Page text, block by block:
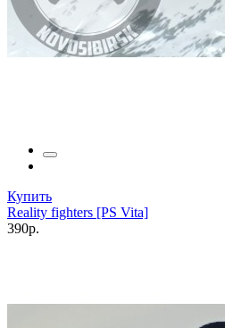
Купить
Reality fighters [PS Vita]
390р.